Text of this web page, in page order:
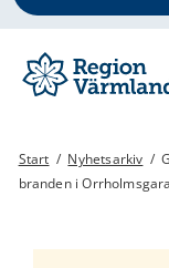
Start / Nyhetsarkiv /
branden i